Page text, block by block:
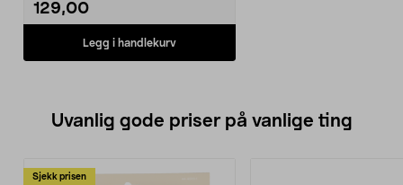
129,00
Legg i handlekurv
Uvanlig gode priser på vanlige ting
Sjekk prisen